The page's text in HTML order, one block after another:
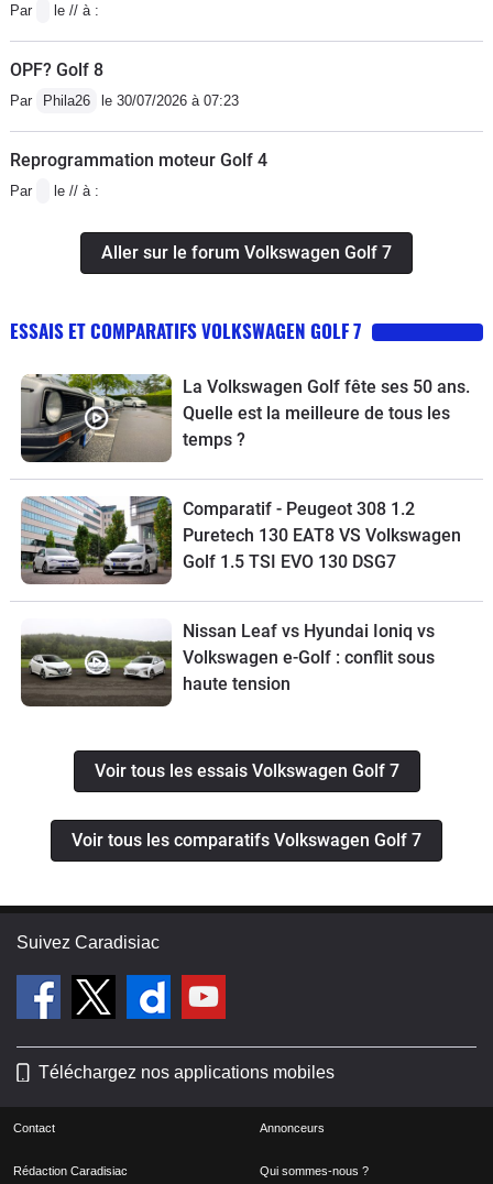
Par le // à :
OPF? Golf 8
Par Phila26 le 30/07/2026 à 07:23
Reprogrammation moteur Golf 4
Par le // à :
Aller sur le forum Volkswagen Golf 7
ESSAIS ET COMPARATIFS VOLKSWAGEN GOLF 7
La Volkswagen Golf fête ses 50 ans.
Quelle est la meilleure de tous les
temps ?
Comparatif - Peugeot 308 1.2
Puretech 130 EAT8 VS Volkswagen
Golf 1.5 TSI EVO 130 DSG7
Nissan Leaf vs Hyundai Ioniq vs
Volkswagen e-Golf : conflit sous
haute tension
Voir tous les essais Volkswagen Golf 7
Voir tous les comparatifs Volkswagen Golf 7
Suivez Caradisiac
Téléchargez nos applications mobiles
Contact Annonceurs
Rédaction Caradisiac Qui sommes-nous ?